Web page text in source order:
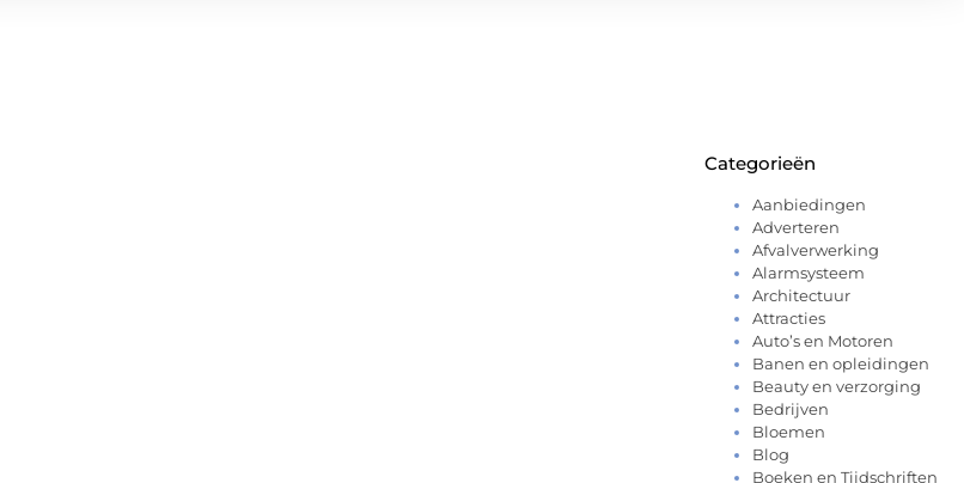
Categorieën
Aanbiedingen
Adverteren
Afvalverwerking
Alarmsysteem
Architectuur
Attracties
Auto’s en Motoren
Banen en opleidingen
Beauty en verzorging
Bedrijven
Bloemen
Blog
Boeken en Tijdschriften